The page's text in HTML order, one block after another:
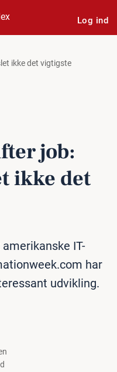
Log ind
ikke det vigtigste
job:
ikke det
IT-
har
udvikling.